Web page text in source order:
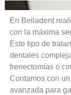
En Belladent
con la máxima
Este tipo de
dentales
frenectomías o
Contamos con
avanzada para